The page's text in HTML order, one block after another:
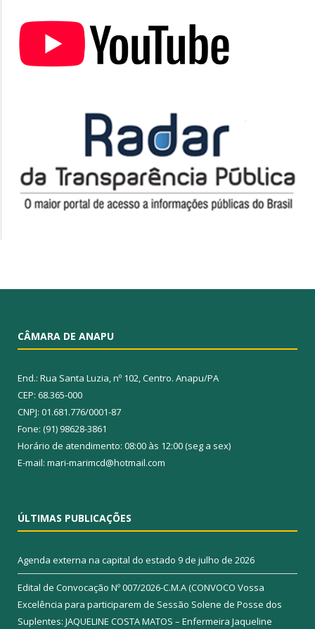
CÂMARA DE ANAPU
End.: Rua Santa Luzia, nº 102, Centro. Anapu/PA
CEP: 68.365-000
CNPJ: 01.681.776/0001-87
Fone: (91) 98628-3861
Horário de atendimento: 08:00 às 12:00 (seg a sex)
E-mail: mari-marimcd@hotmail.com
ÚLTIMAS PUBLICAÇÕES
Agenda externa na capital do estado 9 de julho de 2026
Edital de Convocação Nº 007/2026-C.M.A (CONVOCO Vossa
Excelência para participarem de Sessão Solene de Posse dos
Suplentes: JAQUELINE COSTA MATOS – Enfermeira Jaqueline